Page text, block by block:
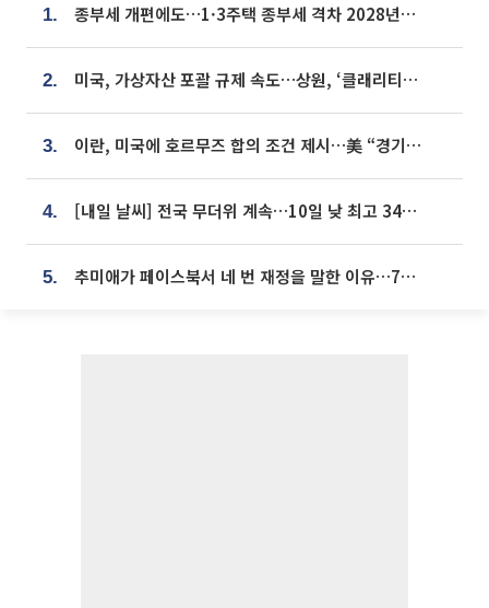
1. 종부세 개편에도…1·3주택 종부세 격차 2028년부터 확대
2. 미국, 가상자산 포괄 규제 속도…상원, ‘클래리티법’ 9월 절차투표 추진
3. 이란, 미국에 호르무즈 합의 조건 제시…美 “경기 아직 안 끝나” [종합]
4. [내일 날씨] 전국 무더위 계속…10일 낮 최고 34도 육박
5. 추미애가 페이스북서 네 번 재정을 말한 이유…7700억 추경 열쇠는 도의회에